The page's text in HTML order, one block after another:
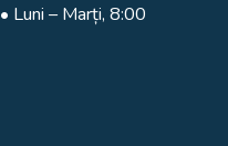
• Luni – Marți, 8:00